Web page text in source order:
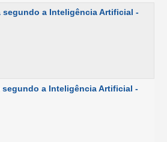
segundo a Inteligência Artificial -
segundo a Inteligência Artificial -